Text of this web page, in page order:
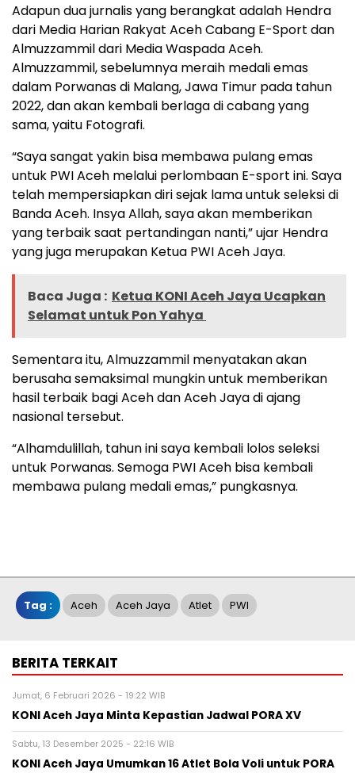
Adapun dua jurnalis yang berangkat adalah Hendra
dari Media Harian Rakyat Aceh Cabang E-Sport dan
Almuzzammil dari Media Waspada Aceh.
Almuzzammil, sebelumnya meraih medali emas
dalam Porwanas di Malang, Jawa Timur pada tahun
2022, dan akan kembali berlaga di cabang yang
sama, yaitu Fotografi.
“Saya sangat yakin bisa membawa pulang emas
untuk PWI Aceh melalui perlombaan E-sport ini. Saya
telah mempersiapkan diri sejak lama untuk seleksi di
Banda Aceh. Insya Allah, saya akan memberikan
yang terbaik saat pertandingan nanti,” ujar Hendra
yang juga merupakan Ketua PWI Aceh Jaya.
Baca Juga : Ketua KONI Aceh Jaya Ucapkan
Selamat untuk Pon Yahya
Sementara itu, Almuzzammil menyatakan akan
berusaha semaksimal mungkin untuk memberikan
hasil terbaik bagi Aceh dan Aceh Jaya di ajang
nasional tersebut.
“Alhamdulillah, tahun ini saya kembali lolos seleksi
untuk Porwanas. Semoga PWI Aceh bisa kembali
membawa pulang medali emas,” pungkasnya.
Tag : Aceh Aceh Jaya Atlet PWI
BERITA TERKAIT
Jumat, 6 Februari 2026 - 19:22 WIB
KONI Aceh Jaya Minta Kepastian Jadwal PORA XV
Sabtu, 13 Desember 2025 - 22:16 WIB
KONI Aceh Jaya Umumkan 16 Atlet Bola Voli untuk PORA